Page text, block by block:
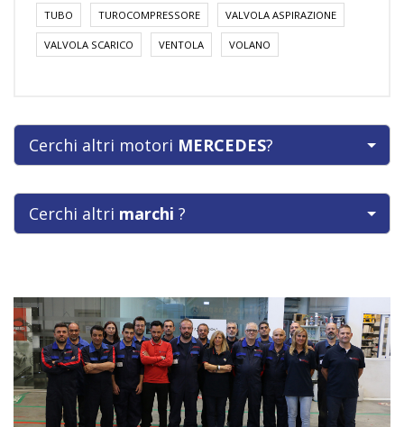
TUBO TUROCOMPRESSORE VALVOLA ASPIRAZIONE
VALVOLA SCARICO VENTOLA VOLANO
Cerchi altri motori MERCEDES?
Cerchi altri marchi ?